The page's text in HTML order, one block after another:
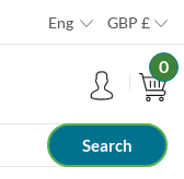
Eng GBP £
0